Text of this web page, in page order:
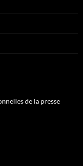
de la presse